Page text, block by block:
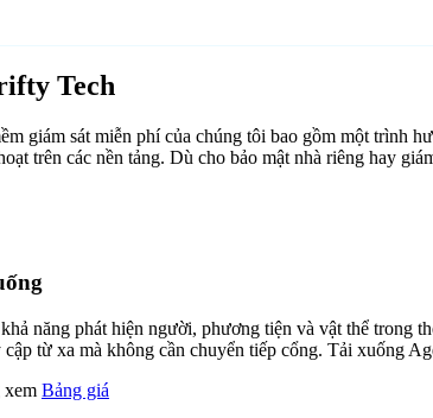
Tech
giám sát miễn phí của chúng tôi bao gồm một trình
trên các nền tảng. Dù cho bảo mật nhà riêng hay
năng phát hiện người, phương tiện và vật thể trong
từ xa mà không cần chuyển tiếp cổng. Tải xuống
xem Bảng giá